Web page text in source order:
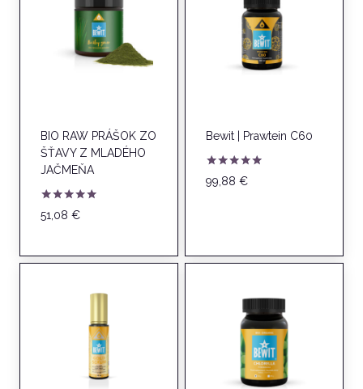
BIO RAW PRÁŠOK ZO
ŠŤAVY Z MLADÉHO
JAČMEŇA
Hodnotenie
5.00
51,08 €
Bewit | Prawtein C60
Hodnotenie
5.00
99,88 €